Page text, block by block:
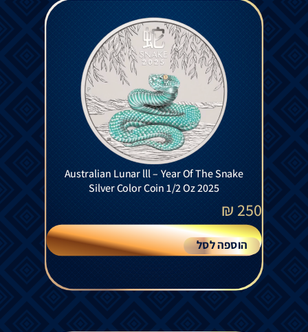
Australian Lunar lll – Year Of The Snake
Silver Color Coin 1/2 Oz 2025
250
₪
הוספה לסל